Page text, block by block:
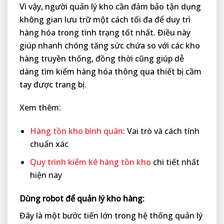
Vì vậy, người quản lý kho cần đảm bảo tận dụng
không gian lưu trữ một cách tối đa để duy trì
hàng hóa trong tình trạng tốt nhất. Điều này
giúp nhanh chóng tăng sức chứa so với các kho
hàng truyền thống, đồng thời cũng giúp dễ
dàng tìm kiếm hàng hóa thông qua thiết bị cầm
tay được trang bị.
Xem thêm:
Hàng tồn kho bình quân: Vai trò và cách tính
chuẩn xác
Quy trình kiểm kê hàng tồn kho chi tiết nhất
hiện nay
Dùng robot để quản lý kho hàng:
Đây là một bước tiến lớn trong hệ thống quản lý